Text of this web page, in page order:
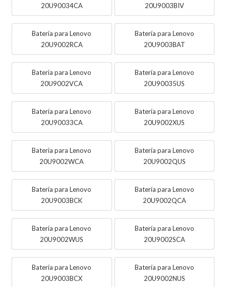
20U90034CA
20U9003BIV
Batería para Lenovo
20U9002RCA
Batería para Lenovo
20U9003BAT
Batería para Lenovo
20U9002VCA
Batería para Lenovo
20U90035US
Batería para Lenovo
20U90033CA
Batería para Lenovo
20U9002XUS
Batería para Lenovo
20U9002WCA
Batería para Lenovo
20U9002QUS
Batería para Lenovo
20U9003BCK
Batería para Lenovo
20U9002QCA
Batería para Lenovo
20U9002WUS
Batería para Lenovo
20U9002SCA
Batería para Lenovo
20U9003BCX
Batería para Lenovo
20U9002NUS